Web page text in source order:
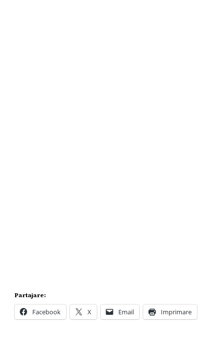
Partajare:
Facebook X Email Imprimare